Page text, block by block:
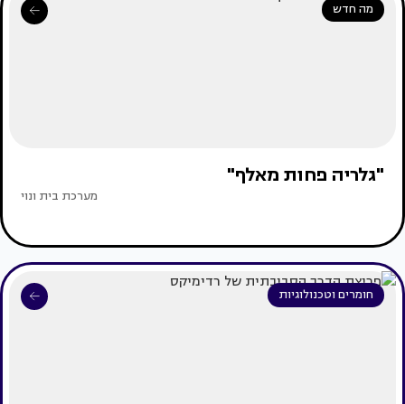
מה חדש
"גלריה פחות מאלף"
מערכת בית ונוי
חומרים וטכנולוגיות